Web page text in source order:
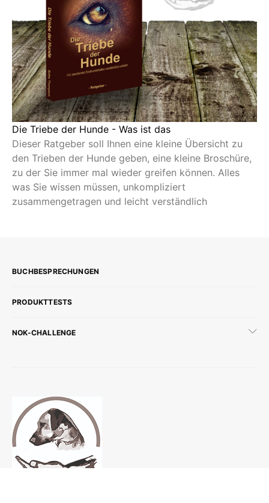
Die Triebe der Hunde - Was ist das
Dieser Ratgeber soll Ihnen eine kleine Übersicht zu
den Trieben der Hunde geben, eine kleine Broschüre,
zu der Sie immer mal wieder greifen können. Alles
was Sie wissen müssen, unkompliziert
zusammengetragen und leicht verständlich
BUCHBESPRECHUNGEN
PRODUKTTESTS
NOK-CHALLENGE